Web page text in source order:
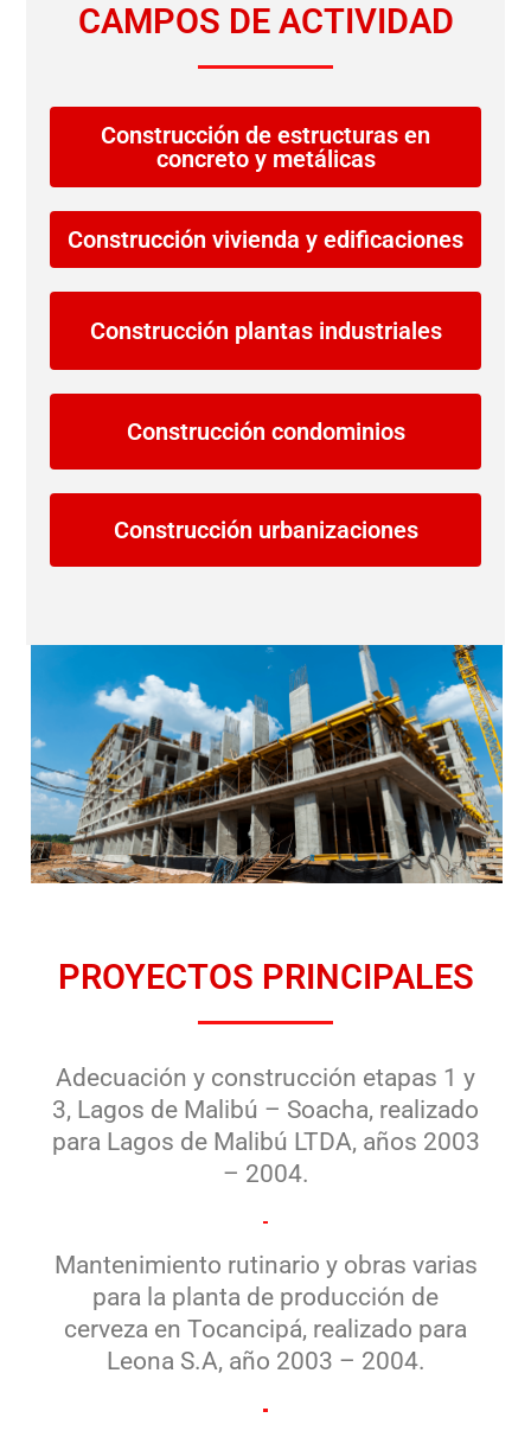
CAMPOS DE ACTIVIDAD
Construcción de estructuras en
concreto y metálicas
Construcción vivienda y edificaciones
Construcción plantas industriales
Construcción condominios
Construcción urbanizaciones
PROYECTOS PRINCIPALES
Adecuación y construcción etapas 1 y
3, Lagos de Malibú – Soacha, realizado
para Lagos de Malibú LTDA, años 2003
– 2004.
Mantenimiento rutinario y obras varias
para la planta de producción de
cerveza en Tocancipá, realizado para
Leona S.A, año 2003 – 2004.